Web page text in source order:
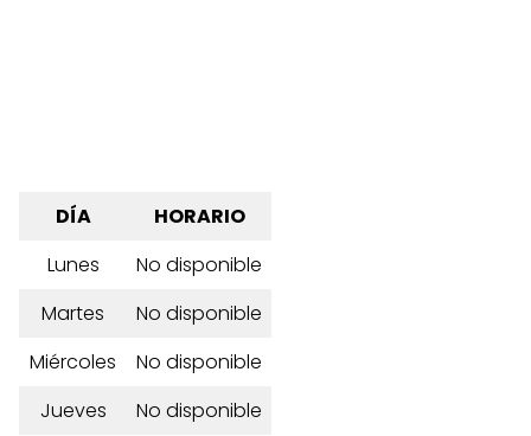
DÍA
HORARIO
Lunes
No disponible
Martes
No disponible
Miércoles
No disponible
Jueves
No disponible